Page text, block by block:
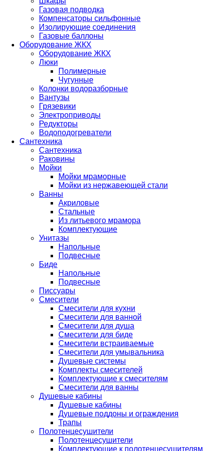
Газовая подводка
Компенсаторы сильфонные
Изолирующие соединения
Газовые баллоны
Оборудование ЖКХ
Оборудование ЖКХ
Люки
Полимерные
Чугунные
Колонки водоразборные
Вантузы
Грязевики
Электроприводы
Редукторы
Водоподогреватели
Сантехника
Сантехника
Раковины
Мойки
Мойки мраморные
Мойки из нержавеющей стали
Ванны
Акриловые
Стальные
Из литьевого мрамора
Комплектующие
Унитазы
Напольные
Подвесные
Биде
Напольные
Подвесные
Писсуары
Смесители
Смесители для кухни
Смесители для ванной
Смесители для душа
Смесители для биде
Смесители встраиваемые
Смесители для умывальника
Душевые системы
Комплекты смесителей
Комплектующие к смесителям
Смесители для ванны
Душевые кабины
Душевые кабины
Душевые поддоны и ограждения
Трапы
Полотенцесушители
Полотенцесушители
Комплектующие к полотенцесушителям